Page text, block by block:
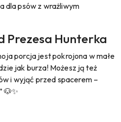
dla psów z wrażliwym
Prezesa Hunterka
porcja jest pokrojona w małe
jak burza! Możesz ją też
i wyjąć przed spacerem –
🐶✨